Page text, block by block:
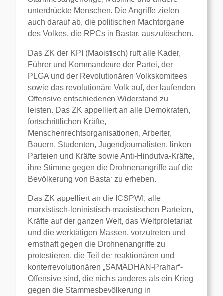
unterdrückte Menschen. Die Angriffe zielen
auch darauf ab, die politischen Machtorgane
des Volkes, die RPCs in Bastar, auszulöschen.
Das ZK der KPI (Maoistisch) ruft alle Kader,
Führer und Kommandeure der Partei, der
PLGA und der Revolutionären Volkskomitees
sowie das revolutionäre Volk auf, der laufenden
Offensive entschiedenen Widerstand zu
leisten. Das ZK appelliert an alle Demokraten,
fortschrittlichen Kräfte,
Menschenrechtsorganisationen, Arbeiter,
Bauern, Studenten, Jugendjournalisten, linken
Parteien und Kräfte sowie Anti-Hindutva-Kräfte,
ihre Stimme gegen die Drohnenangriffe auf die
Bevölkerung von Bastar zu erheben.
Das ZK appelliert an die ICSPWI, alle
marxistisch-leninistisch-maoistischen Parteien,
Kräfte auf der ganzen Welt, das Weltproletariat
und die werktätigen Massen, vorzutreten und
ernsthaft gegen die Drohnenangriffe zu
protestieren, die Teil der reaktionären und
konterrevolutionären „SAMADHAN-Prahar“-
Offensive sind, die nichts anderes als ein Krieg
gegen die Stammesbevölkerung in